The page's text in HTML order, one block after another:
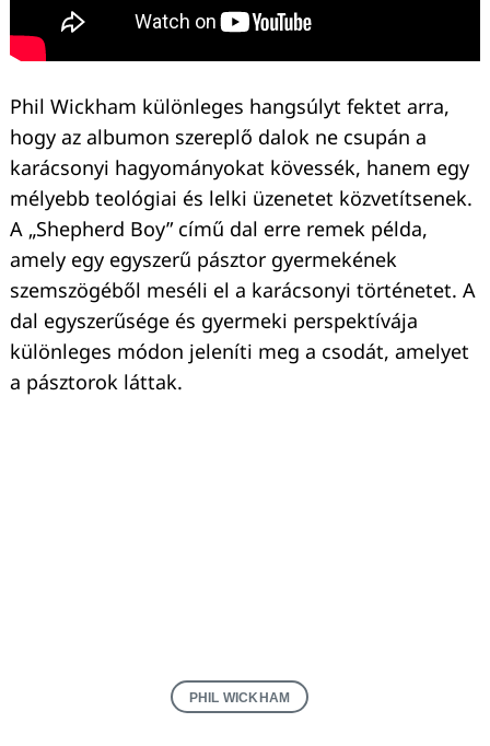
Phil Wickham különleges hangsúlyt fektet arra,
hogy az albumon szereplő dalok ne csupán a
karácsonyi hagyományokat kövessék, hanem egy
mélyebb teológiai és lelki üzenetet közvetítsenek.
A „Shepherd Boy” című dal erre remek példa,
amely egy egyszerű pásztor gyermekének
szemszögéből meséli el a karácsonyi történetet. A
dal egyszerűsége és gyermeki perspektívája
különleges módon jeleníti meg a csodát, amelyet
a pásztorok láttak.
PHIL WICKHAM